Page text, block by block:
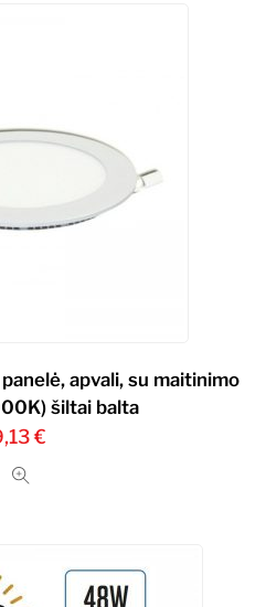
apvali, su maitinimo
šiltai balta
€